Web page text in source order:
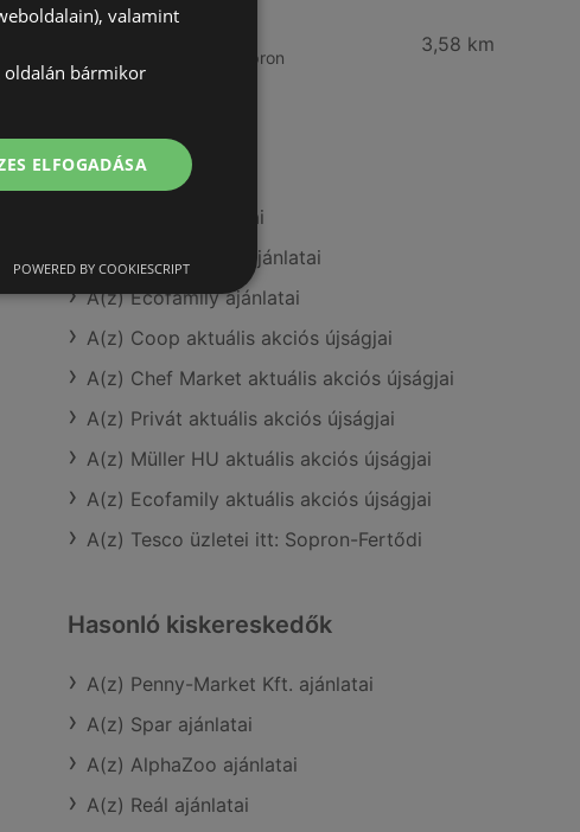
CBA
Bánfalvi u. 14, 9400 Sopron
3,58 km
További linkek
A(z) Tesco ajánlatai
A(z) Family Frost ajánlatai
A(z) Ecofamily ajánlatai
A(z) Coop aktuális akciós újságjai
A(z) Chef Market aktuális akciós újságjai
A(z) Privát aktuális akciós újságjai
A(z) Müller HU aktuális akciós újságjai
A(z) Ecofamily aktuális akciós újságjai
A(z) Tesco üzletei itt: Sopron-Fertődi
Hasonló kiskereskedők
A(z) Penny-Market Kft. ajánlatai
A(z) Spar ajánlatai
A(z) AlphaZoo ajánlatai
A(z) Reál ajánlatai
valamint
oldalán bármikor
ELFOGADÁSA
POWERED BY COOKIESCRIPT